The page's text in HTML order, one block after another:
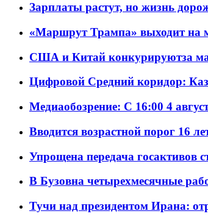
Зарплаты растут, но жизнь
«Маршрут Трампа» выходит на
США и Китай конкурируютза
Цифровой Средний коридор:
Медиаобозрение: С 16:00 4
Вводится возрастной порог 16
Упрощена передача госактивов
В Бузовна четырехмесячные
Тучи над президентом Ирана: